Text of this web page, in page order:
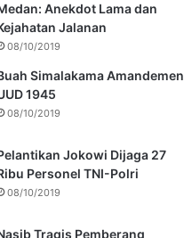
Anekdot Lama dan
Jalanan
08/10/2019
Simalakama Amandemen
1945
08/10/2019
Jokowi Dijaga 27
Personel TNI-Polri
08/10/2019
Tragis Pemberang